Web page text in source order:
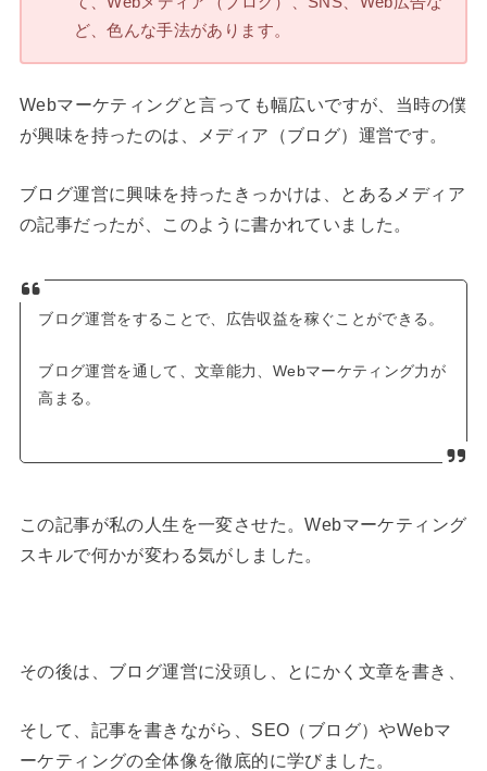
ど、色んな手法があります。
Webマーケティングと言っても幅広いですが、当時の僕
が興味を持ったのは、メディア（ブログ）運営です。
ブログ運営に興味を持ったきっかけは、とあるメディア
の記事だったが、このように書かれていました。
ブログ運営をすることで、広告収益を稼ぐことができる。
ブログ運営を通して、文章能力、Webマーケティング力が
高まる。
この記事が私の人生を一変させた。Webマーケティング
スキルで何かが変わる気がしました。
その後は、ブログ運営に没頭し、とにかく文章を書き、
そして、記事を書きながら、SEO（ブログ）やWebマ
ーケティングの全体像を徹底的に学びました。